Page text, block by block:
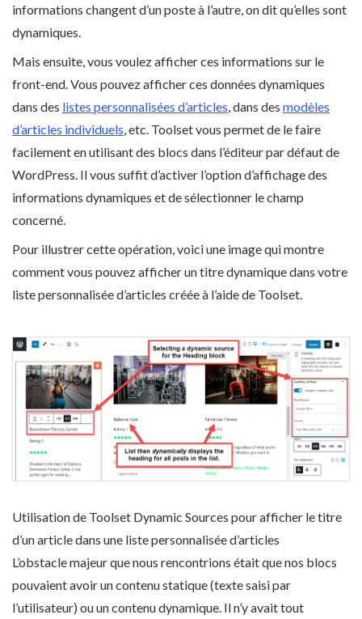
informations changent d’un poste à l’autre, on dit qu’elles sont
dynamiques.
Mais ensuite, vous voulez afficher ces informations sur le
front-end. Vous pouvez afficher ces données dynamiques
dans des listes personnalisées d’articles, dans des modèles
d’articles individuels, etc. Toolset vous permet de le faire
facilement en utilisant des blocs dans l’éditeur par défaut de
WordPress. Il vous suffit d’activer l’option d’affichage des
informations dynamiques et de sélectionner le champ
concerné.
Pour illustrer cette opération, voici une image qui montre
comment vous pouvez afficher un titre dynamique dans votre
liste personnalisée d’articles créée à l’aide de Toolset.
Utilisation de Toolset Dynamic Sources pour afficher le titre
d’un article dans une liste personnalisée d’articles
L’obstacle majeur que nous rencontrions était que nos blocs
pouvaient avoir un contenu statique (texte saisi par
l’utilisateur) ou un contenu dynamique. Il n’y avait tout